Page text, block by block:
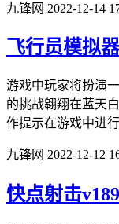
九锋网 2022-12-14
飞行员模拟
游戏中玩家将扮演
的挑战翱翔在蓝天
作提示在游戏中进
九锋网 2022-12-12
快点射击